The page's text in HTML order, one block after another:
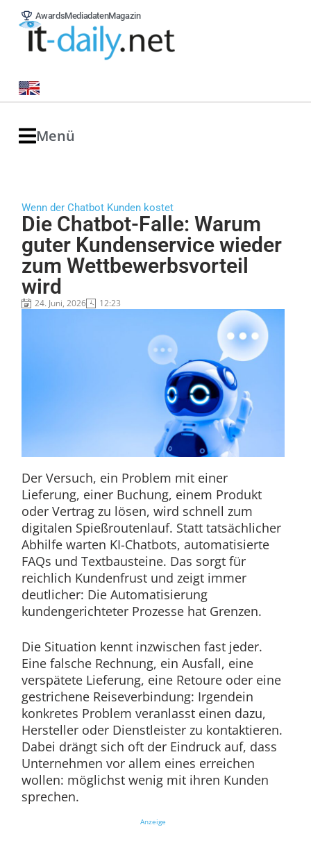
AwardsMediadatenMagazin
Menü
Wenn der Chatbot Kunden kostet
Die Chatbot-Falle: Warum
guter Kundenservice wieder
zum Wettbewerbsvorteil
wird
24. Juni, 2026 12:23
Der Versuch, ein Problem mit einer
Lieferung, einer Buchung, einem Produkt
oder Vertrag zu lösen, wird schnell zum
digitalen Spießroutenlauf. Statt tatsächlicher
Abhilfe warten KI-Chatbots, automatisierte
FAQs und Textbausteine. Das sorgt für
reichlich Kundenfrust und zeigt immer
deutlicher: Die Automatisierung
kundengerichteter Prozesse hat Grenzen.
Die Situation kennt inzwischen fast jeder.
Eine falsche Rechnung, ein Ausfall, eine
verspätete Lieferung, eine Retoure oder eine
gestrichene Reiseverbindung: Irgendein
konkretes Problem veranlasst einen dazu,
Hersteller oder Dienstleister zu kontaktieren.
Dabei drängt sich oft der Eindruck auf, dass
Unternehmen vor allem eines erreichen
wollen: möglichst wenig mit ihren Kunden
sprechen.
Anzeige